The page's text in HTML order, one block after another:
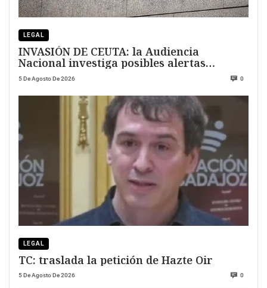
LEGAL
INVASIÓN DE CEUTA: la Audiencia
Nacional investiga posibles alertas
previas
5 De Agosto De 2026 0
LEGAL
TC: traslada la petición de Hazte Oir
5 De Agosto De 2026 0